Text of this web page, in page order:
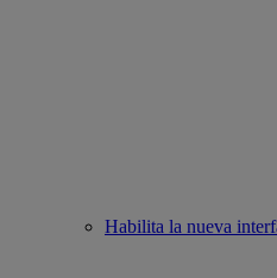
Habilita la nueva